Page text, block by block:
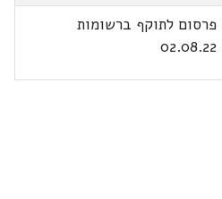
פרסום לתוקף ברשומות
02.08.22